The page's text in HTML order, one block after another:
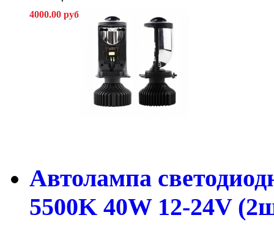
4000.00 руб
Автолампа
5500K 40W 12-24V